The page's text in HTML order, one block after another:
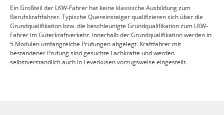
Ein Großteil der LKW-Fahrer hat keine klassische Ausbildung zum
Berufskraftfahrer. Typische Quereinsteiger qualifizieren sich über die
Grundqualifikation bzw. die beschleunigte Grundqualifikation zum LKW-
Fahrer im Güterkraftverkehr. Innerhalb der Grundqualifikation werden in
5 Modulen umfangreiche Prüfungen abgelegt. Kraftfahrer mit
bestandener Prüfung sind gesuchte Fachkräfte und werden
selbstverständlich auch in Leverkusen vorzugsweise eingestellt.